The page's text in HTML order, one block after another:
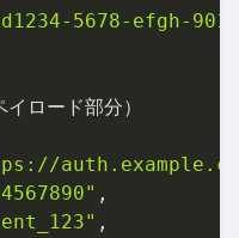
5678-efgh-
ロード部分）